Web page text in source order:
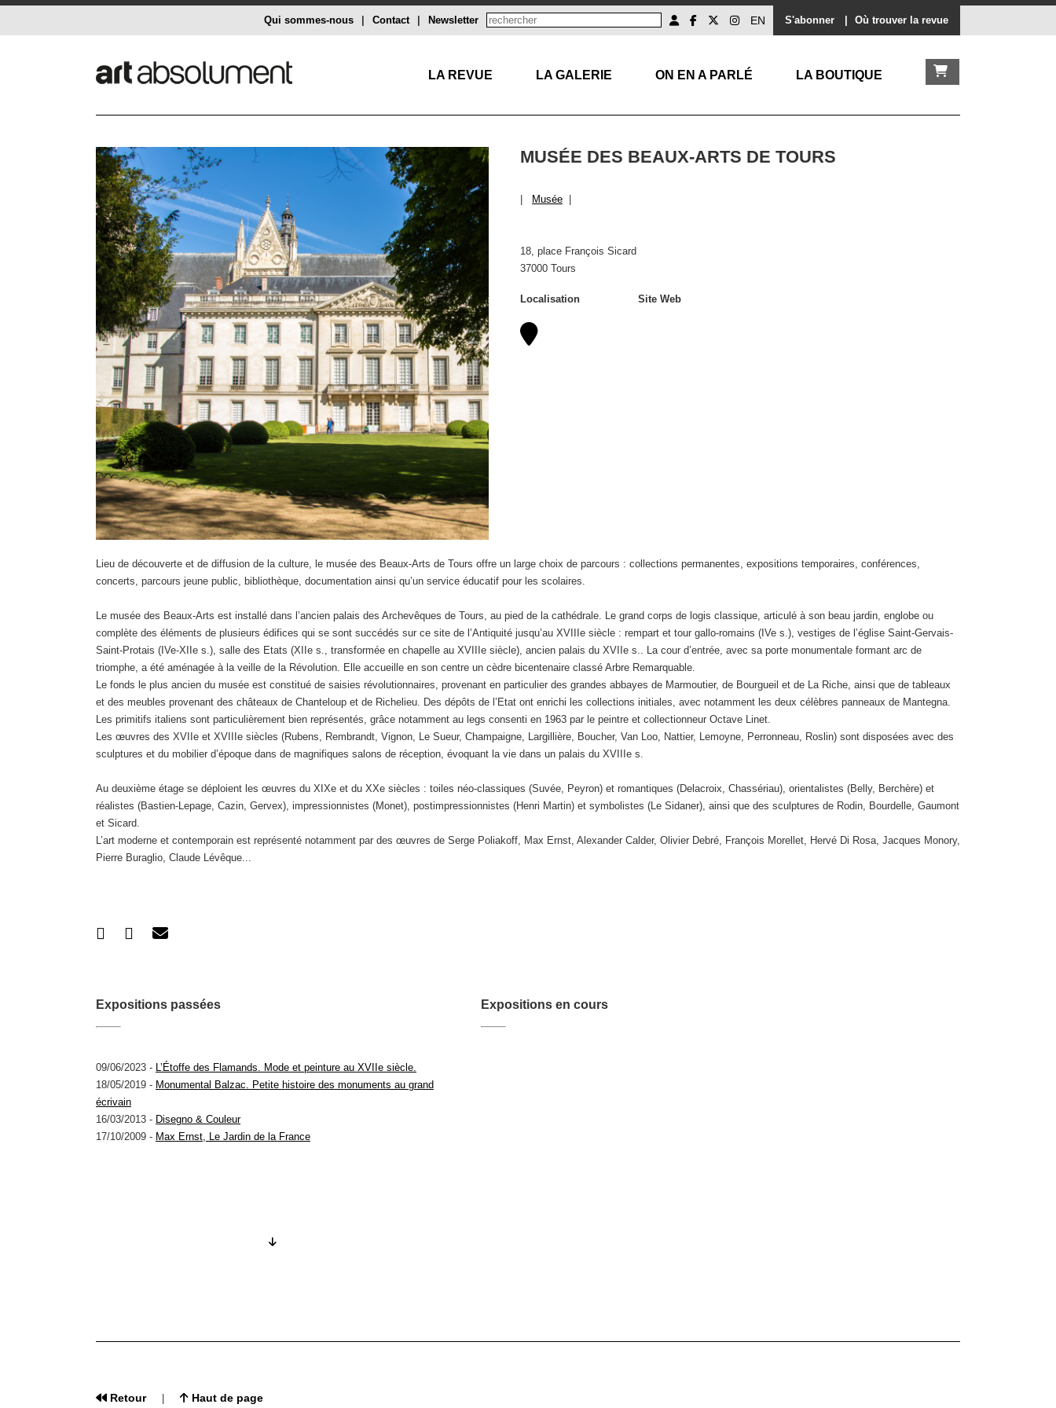
S'abonner Où trouver la revue
EN
Newsletter
Contact
Qui sommes-nous
LA REVUE LA GALERIE ON EN A PARLÉ LA BOUTIQUE
MUSÉE DES BEAUX-ARTS DE TOURS
Musée
18, place François Sicard
37000 Tours
Localisation Site Web
Lieu de découverte et de diffusion de la culture, le musée des Beaux-Arts de Tours offre un large choix de parcours : collections permanentes, expositions temporaires, conférences,
concerts, parcours jeune public, bibliothèque, documentation ainsi qu’un service éducatif pour les scolaires.
Le musée des Beaux-Arts est installé dans l’ancien palais des Archevêques de Tours, au pied de la cathédrale. Le grand corps de logis classique, articulé à son beau jardin, englobe ou
complète des éléments de plusieurs édifices qui se sont succédés sur ce site de l’Antiquité jusqu’au XVIIIe siècle : rempart et tour gallo-romains (IVe s.), vestiges de l’église Saint-Gervais-
Saint-Protais (IVe-XIIe s.), salle des Etats (XIIe s., transformée en chapelle au XVIIIe siècle), ancien palais du XVIIe s.. La cour d’entrée, avec sa porte monumentale formant arc de
triomphe, a été aménagée à la veille de la Révolution. Elle accueille en son centre un cèdre bicentenaire classé Arbre Remarquable.
Le fonds le plus ancien du musée est constitué de saisies révolutionnaires, provenant en particulier des grandes abbayes de Marmoutier, de Bourgueil et de La Riche, ainsi que de tableaux
et des meubles provenant des châteaux de Chanteloup et de Richelieu. Des dépôts de l’Etat ont enrichi les collections initiales, avec notamment les deux célèbres panneaux de Mantegna.
Les primitifs italiens sont particulièrement bien représentés, grâce notamment au legs consenti en 1963 par le peintre et collectionneur Octave Linet.
Les œuvres des XVIIe et XVIIIe siècles (Rubens, Rembrandt, Vignon, Le Sueur, Champaigne, Largillière, Boucher, Van Loo, Nattier, Lemoyne, Perronneau, Roslin) sont disposées avec des
sculptures et du mobilier d’époque dans de magnifiques salons de réception, évoquant la vie dans un palais du XVIIIe s.
Au deuxième étage se déploient les œuvres du XIXe et du XXe siècles : toiles néo-classiques (Suvée, Peyron) et romantiques (Delacroix, Chassériau), orientalistes (Belly, Berchère) et
réalistes (Bastien-Lepage, Cazin, Gervex), impressionnistes (Monet), postimpressionnistes (Henri Martin) et symbolistes (Le Sidaner), ainsi que des sculptures de Rodin, Bourdelle, Gaumont
et Sicard.
L’art moderne et contemporain est représenté notamment par des œuvres de Serge Poliakoff, Max Ernst, Alexander Calder, Olivier Debré, François Morellet, Hervé Di Rosa, Jacques Monory,
Pierre Buraglio, Claude Lévêque...
Expositions passées
09/06/2023 - L’Étoffe des Flamands. Mode et peinture au XVIIe siècle.
18/05/2019 - Monumental Balzac. Petite histoire des monuments au grand
écrivain
16/03/2013 - Disegno & Couleur
17/10/2009 - Max Ernst, Le Jardin de la France
Expositions en cours
Retour| Haut de page